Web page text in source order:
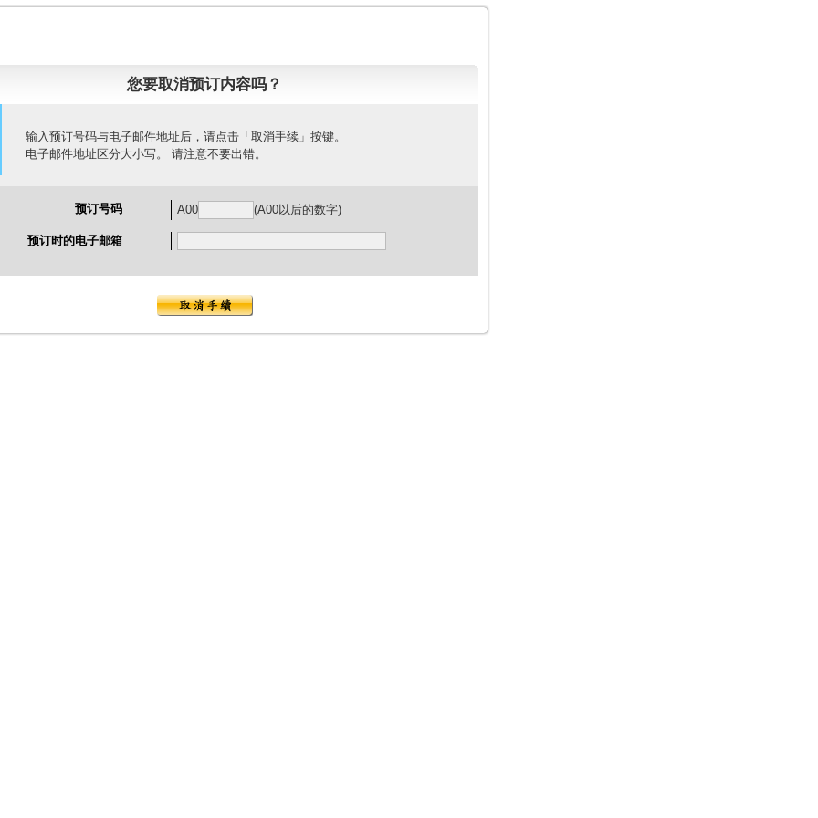
您要取消预订内容吗？
输入预订号码与电子邮件地址后，请点击「取消手续」按键。
电子邮件地址区分大小写。 请注意不要出错。
预订号码 A00 (A00以后的数字)
预订时的电子邮箱